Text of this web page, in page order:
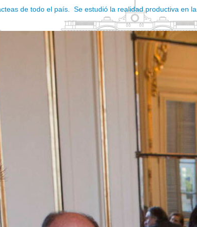
de todo el país. Se estudió la realidad productiva en